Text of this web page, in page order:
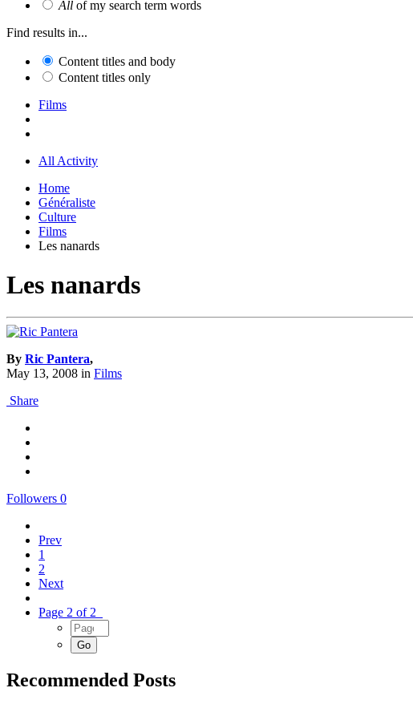
All of my search term words
Find results in...
Content titles and body
Content titles only
Films
All Activity
Home
Généraliste
Culture
Films
Les nanards
Les nanards
By Ric Pantera,
May 13, 2008 in Films
Share
Followers 0
Prev
1
2
Next
Page 2 of 2
Recommended Posts